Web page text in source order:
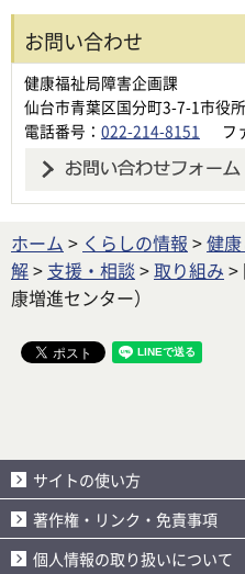
お問い合わせ
健康福祉局障害企画課
仙台市青葉区国分町3-7-1市役
電話番号： 022-214-8151 フ
ホーム > くらしの情報 >健
解> 支援・相談 >取り組み >
康増進センター）
サイトの使い方
著作権・リンク・免責事項
個人情報の取り扱いについて